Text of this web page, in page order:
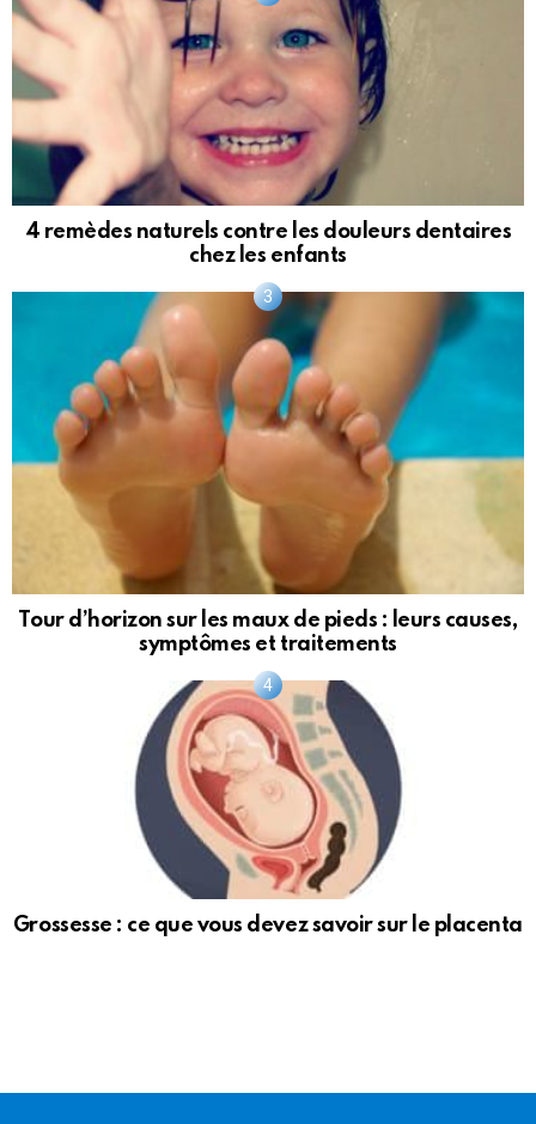
4 remèdes naturels contre les douleurs dentaires
chez les enfants
Tour d’horizon sur les maux de pieds : leurs causes,
symptômes et traitements
Grossesse : ce que vous devez savoir sur le placenta